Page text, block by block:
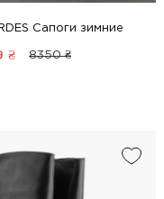
Сапоги зимние
₴ 8350 ₴